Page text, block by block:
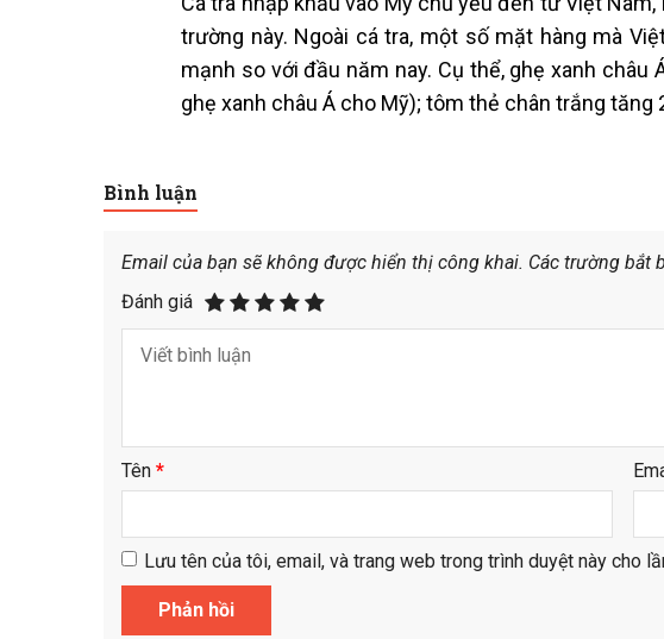
trường này. Ngoài cá tra, một số mặt hàng mà
mạnh so với đầu năm nay. Cụ thể, ghẹ xanh
ghẹ xanh châu Á cho Mỹ); tôm thẻ chân trắng tăng
Bình luận
Email của bạn sẽ không được hiển thị công khai. Các trường bắt
Đánh giá
Tên *
Lưu tên của tôi, email, và trang web trong trình duyệt này cho